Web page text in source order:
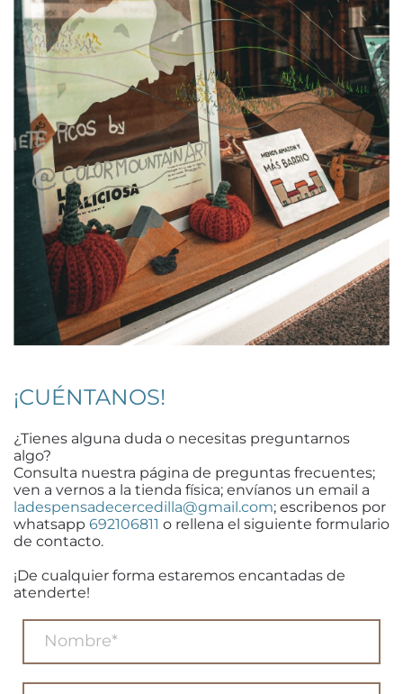
¡CUÉNTANOS!
¿Tienes alguna duda o necesitas preguntarnos
algo?
Consulta nuestra página de preguntas frecuentes;
ven a vernos a la tienda física; envíanos un email a
ladespensadecercedilla@gmail.com; escribenos por
whatsapp 692106811 o rellena el siguiente formulario
de contacto.
¡De cualquier forma estaremos encantadas de
atenderte!